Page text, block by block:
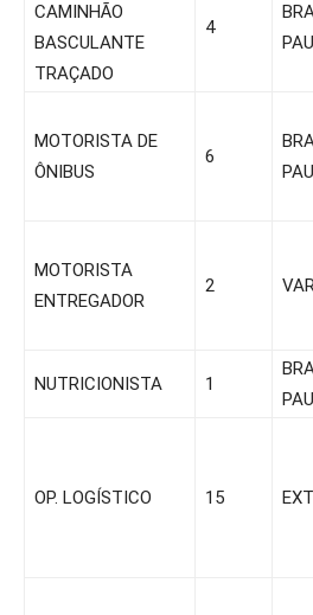
CAMINHÃO
BASCULANTE
TRAÇADO
4
MOTORISTA DE
ÔNIBUS
6
MOTORISTA
ENTREGADOR
2
NUTRICIONISTA 1
OP. LOGÍSTICO 15